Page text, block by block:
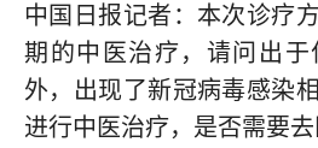
中国日报记者：本次诊疗
期的中医治疗，请问出
外，出现了新冠病毒感染
进行中医治疗，是否需要去